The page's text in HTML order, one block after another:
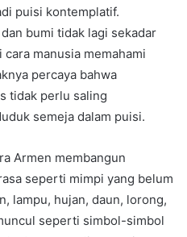
puisi kontemplatif.
bumi tidak lagi sekadar
manusia memahami
percaya bahwa
tidak perlu saling
semeja dalam puisi.
Armen membangun
seperti mimpi yang belum
lampu, hujan, daun, lorong,
seperti simbol-simbol